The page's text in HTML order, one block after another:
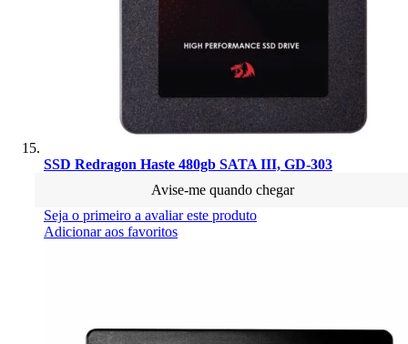
SSD Redragon Haste 480gb SATA III, GD-303
Avise-me quando chegar
Seja o primeiro a avaliar este produto
Adicionar aos favoritos